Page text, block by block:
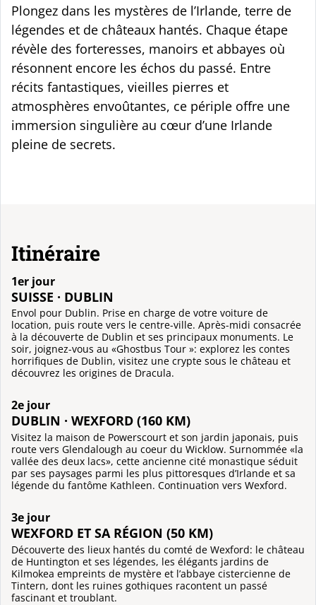
Plongez dans les mystères de l’Irlande, terre de
légendes et de châteaux hantés. Chaque étape
révèle des forteresses, manoirs et abbayes où
résonnent encore les échos du passé. Entre
récits fantastiques, vieilles pierres et
atmosphères envoûtantes, ce périple offre une
immersion singulière au cœur d’une Irlande
pleine de secrets.
Itinéraire
1er jour
SUISSE · DUBLIN
Envol pour Dublin. Prise en charge de votre voiture de
location, puis route vers le centre-ville. Après-midi consacrée
à la découverte de Dublin et ses principaux monuments. Le
soir, joignez-vous au «Ghostbus Tour »: explorez les contes
horrifiques de Dublin, visitez une crypte sous le château et
découvrez les origines de Dracula.
2e jour
DUBLIN · WEXFORD (160 KM)
Visitez la maison de Powerscourt et son jardin japonais, puis
route vers Glendalough au coeur du Wicklow. Surnommée «la
vallée des deux lacs», cette ancienne cité monastique séduit
par ses paysages parmi les plus pittoresques d’Irlande et sa
légende du fantôme Kathleen. Continuation vers Wexford.
3e jour
WEXFORD ET SA RÉGION (50 KM)
Découverte des lieux hantés du comté de Wexford: le château
de Huntington et ses légendes, les élégants jardins de
Kilmokea empreints de mystère et l’abbaye cistercienne de
Tintern, dont les ruines gothiques racontent un passé
fascinant et troublant.